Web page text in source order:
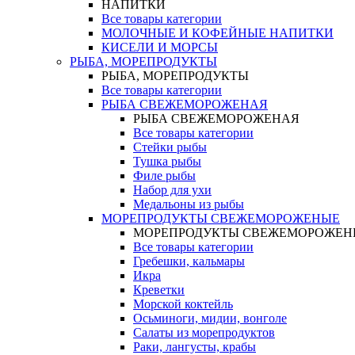
НАПИТКИ
Все товары категории
МОЛОЧНЫЕ И КОФЕЙНЫЕ НАПИТКИ
КИСЕЛИ И МОРСЫ
РЫБА, МОРЕПРОДУКТЫ
РЫБА, МОРЕПРОДУКТЫ
Все товары категории
РЫБА СВЕЖЕМОРОЖЕНАЯ
РЫБА СВЕЖЕМОРОЖЕНАЯ
Все товары категории
Стейки рыбы
Тушка рыбы
Филе рыбы
Набор для ухи
Медальоны из рыбы
МОРЕПРОДУКТЫ СВЕЖЕМОРОЖЕНЫЕ
МОРЕПРОДУКТЫ
Все товары категории
Гребешки, кальмары
Икра
Креветки
Морской коктейль
Осьминоги, мидии, вонголе
Салаты из морепродуктов
Раки, лангусты, крабы